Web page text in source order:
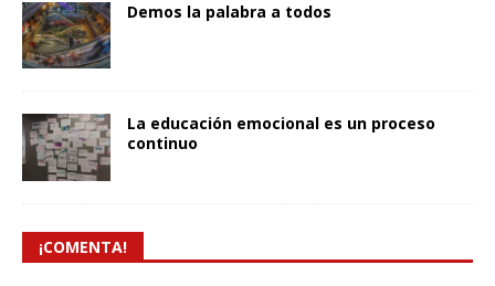
Demos la palabra a todos
La educación emocional es un proceso
continuo
¡COMENTA!